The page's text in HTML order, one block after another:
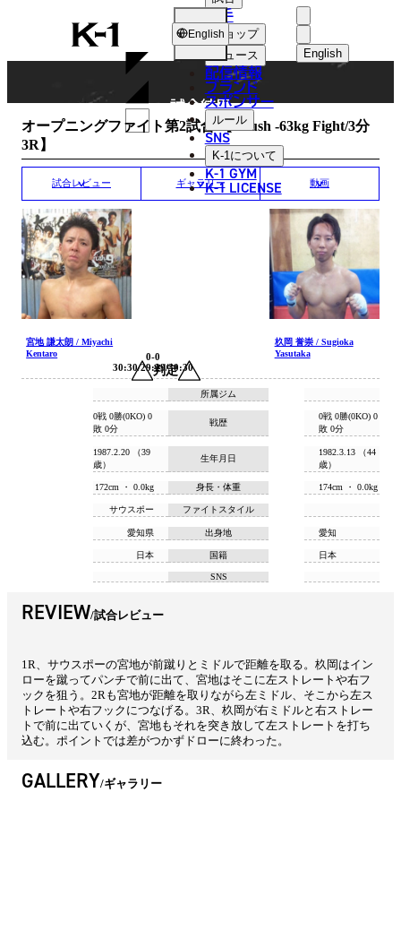
K-
1
English
中文（繁體
العربية
選手
ショップ
ニュース
配信情報
ブランド
スポンサー
ルール
SNS
K-1について
K-1 GYM
K-1 LICENSE
English
MATCH RESULT
試合結果
オープニングファイト第2試合 【Krush -63kg Fight/3分
3R】
試合レビュー ギャラリー 動画
宮地 謙太朗 / Miyachi
Kentaro
判定
0-0
30:30/29:29/30:30
杦岡 誉崇 / Sugioka
Yasutaka
所属ジム
戦歴
0戦 0勝(0KO) 0
敗 0分
0戦 0勝(0KO) 0
敗 0分
生年月日
1987.2.20 （39
歳）
1982.3.13 （44
歳）
身長・体重
172cm ・ 0.0kg 174cm ・ 0.0kg
ファイトスタイル
サウスポー
出身地
愛知県 愛知
国籍
日本 日本
SNS
REVIEW 試合レビュー
1R、サウスポーの宮地が前蹴りとミドルで距離を取る。杦岡はイン
ローを蹴ってパンチで前に出て、宮地はそこに左ストレートや右フ
ックを狙う。2Rも宮地が距離を取りながら左ミドル、そこから左ス
トレートや右フックにつなげる。3R、杦岡が右ミドルと右ストレー
トで前に出ていくが、宮地もそれを突き放して左ストレートを打ち
込む。ポイントでは差がつかずドローに終わった。
GALLERY ギャラリー